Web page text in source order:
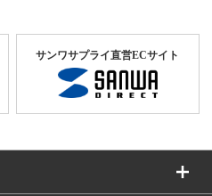
サンワサプライ直営ECサイト